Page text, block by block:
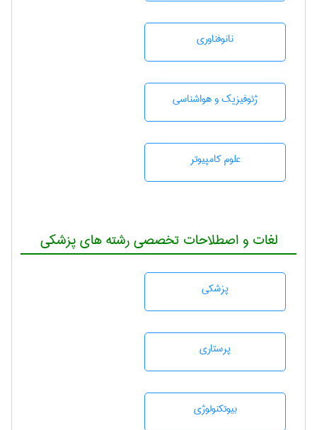
نانوفناوری
ژئوفيزيك و هواشناسی
علوم کامپیوتر
لغات و اصطلاحات تخصصی رشته های پزشکی
پزشكی
پرستاری
بيوتكنولوژی